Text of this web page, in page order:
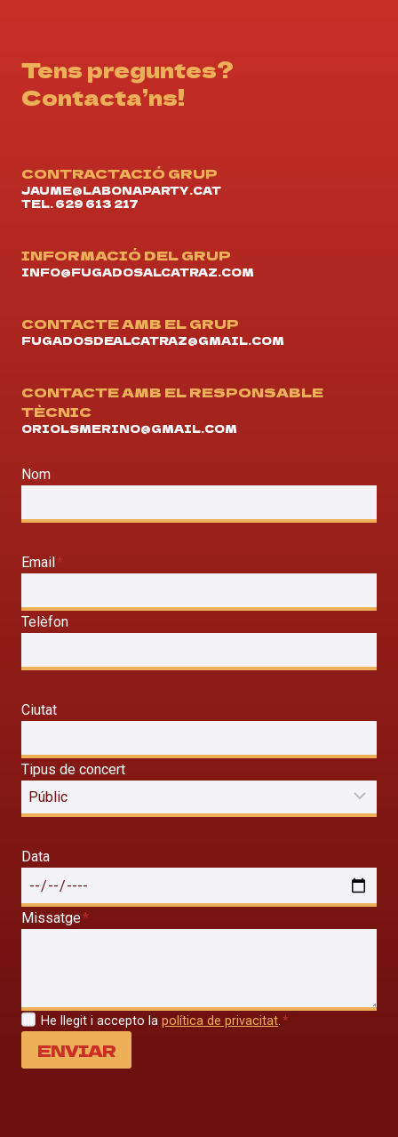
Tens preguntes?
Contacta’ns!
CONTRACTACIÓ GRUP
JAUME@LABONAPARTY.CAT
TEL. 629 613 217
INFORMACIÓ DEL GRUP
INFO@FUGADOSALCATRAZ.COM
CONTACTE AMB EL GRUP
FUGADOSDEALCATRAZ@GMAIL.COM
CONTACTE AMB EL RESPONSABLE
TÈCNIC
ORIOLSMERINO@GMAIL.COM
Nom
Email *
Telèfon
Ciutat
Tipus de concert
Data
Missatge*
He llegit i accepto la política de privacitat.*
ENVIAR